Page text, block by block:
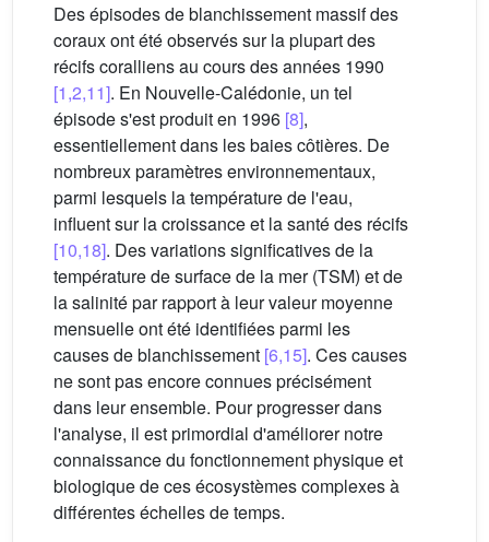
Des épisodes de blanchissement massif des
coraux ont été observés sur la plupart des
récifs coralliens au cours des années 1990
[1,2,11]. En Nouvelle-Calédonie, un tel
épisode s'est produit en 1996 [8],
essentiellement dans les baies côtières. De
nombreux paramètres environnementaux,
parmi lesquels la température de l'eau,
influent sur la croissance et la santé des récifs
[10,18]. Des variations significatives de la
température de surface de la mer (TSM) et de
la salinité par rapport à leur valeur moyenne
mensuelle ont été identifiées parmi les
causes de blanchissement [6,15]. Ces causes
ne sont pas encore connues précisément
dans leur ensemble. Pour progresser dans
l'analyse, il est primordial d'améliorer notre
connaissance du fonctionnement physique et
biologique de ces écosystèmes complexes à
différentes échelles de temps.